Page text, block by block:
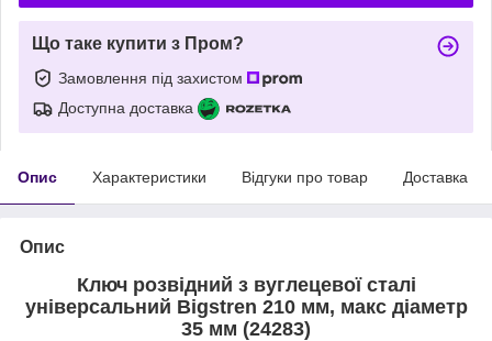
Що таке купити з Пром?
Замовлення під захистом
Доступна доставка
Опис Характеристики Відгуки про товар Доставка
Опис
Ключ розвідний з вуглецевої сталі
універсальний Bigstren 210 мм, макс діаметр
35 мм (24283)